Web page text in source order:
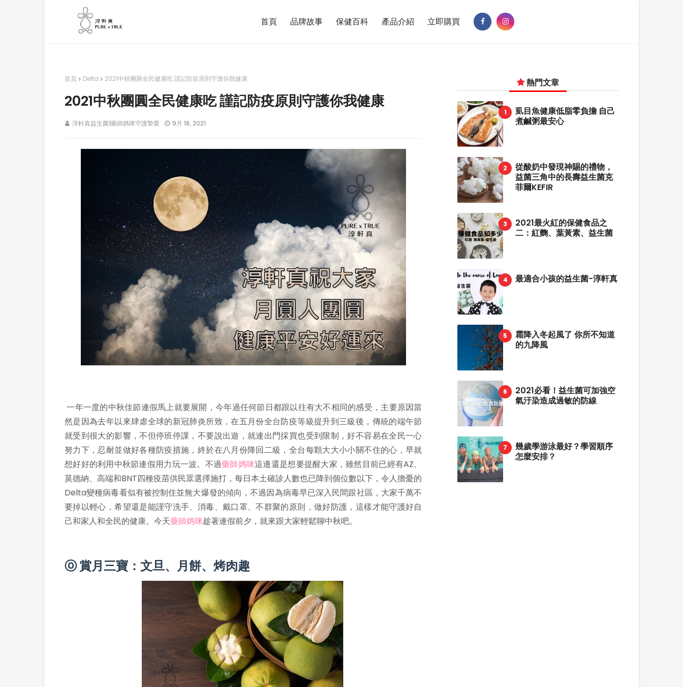
首頁 品牌故事 保健百科 產品介紹 立即購買
首頁 Delta 2021中秋團圓全民健康吃 謹記防疫原則守護你我健康
2021中秋團圓全民健康吃 謹記防疫原則守護你我健康
淳軒真益生菌|藥師媽咪守護摯愛 9月 18, 2021
一年一度的中秋佳節連假馬上就要展開，今年過任何節日都跟以往有大不相同的感受，主要原因當
然是因為去年以來肆虐全球的新冠肺炎所致，在五月份全台防疫等級提升到三級後，傳統的端午節
就受到很大的影響，不但停班停課，不要說出遊，就連出門採買也受到限制，好不容易在全民一心
努力下，忍耐並做好各種防疫措施，終於在八月份降回二級，全台每顆大大小小關不住的心，早就
想好好的利用中秋節連假用力玩一波。不過藥師媽咪這邊還是想要提醒大家，雖然目前已經有AZ、
莫德納、高端和BNT四種疫苗供民眾選擇施打，每日本土確診人數也已降到個位數以下，令人擔憂的
Delta變種病毒看似有被控制住並無大爆發的傾向，不過因為病毒早已深入民間跟社區，大家千萬不
要掉以輕心，希望還是能謹守洗手、消毒、戴口罩、不群聚的原則，做好防護，這樣才能守護好自
己和家人和全民的健康。今天藥師媽咪趁著連假前夕，就來跟大家輕鬆聊中秋吧。
ⓞ 賞月三寶：文旦、月餅、烤肉趣
熱門文章
虱目魚健康低脂零負擔 自己
煮鹹粥最安心
從酸奶中發現神賜的禮物，
益菌三角中的長壽益生菌克
菲爾KEFIR
2021最火紅的保健食品之
二：紅麴、葉黃素、益生菌
最適合小孩的益生菌-淳軒真
霜降入冬起風了 你所不知道
的九降風
2021必看！益生菌可加強空
氣汙染造成過敏的防線
幾歲學游泳最好？學習順序
怎麼安排？